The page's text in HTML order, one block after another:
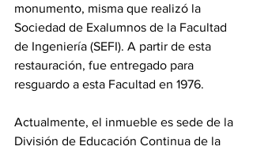
monumento, misma que realizó la
Sociedad de Exalumnos de la Facultad
de Ingeniería (SEFI). A partir de esta
restauración, fue entregado para
resguardo a esta Facultad en 1976.
Actualmente, el inmueble es sede de la
División de Educación Continua de la